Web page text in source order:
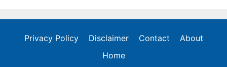
Privacy Policy Disclaimer Contact
About
Home